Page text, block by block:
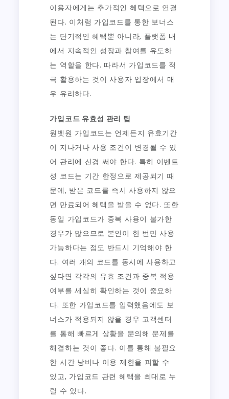
이용자에게는 추가적인 혜택으로 연결
된다. 이처럼 가입코드를 통한 보너스
는 단기적인 혜택뿐 아니라, 플랫폼 내
에서 지속적인 성장과 참여를 유도하
는 역할을 한다. 따라서 가입코드를 적
극 활용하는 것이 사용자 입장에서 매
우 유리하다.
가입코드 유효성 관리 팁
원벳원 가입코드는 언제든지 유효기간
이 지나거나 사용 조건이 변경될 수 있
어 관리에 신경 써야 한다. 특히 이벤트
성 코드는 기간 한정으로 제공되기 때
문에, 받은 코드를 즉시 사용하지 않으
면 만료되어 혜택을 받을 수 없다. 또한
동일 가입코드가 중복 사용이 불가한
경우가 많으므로 본인이 한 번만 사용
가능하다는 점도 반드시 기억해야 한
다. 여러 개의 코드를 동시에 사용하고
싶다면 각각의 유효 조건과 중복 적용
여부를 세심히 확인하는 것이 중요하
다. 또한 가입코드를 입력했음에도 보
너스가 적용되지 않을 경우 고객센터
를 통해 빠르게 상황을 문의해 문제를
해결하는 것이 좋다. 이를 통해 불필요
한 시간 낭비나 이용 제한을 피할 수
있고, 가입코드 관련 혜택을 최대로 누
릴 수 있다.